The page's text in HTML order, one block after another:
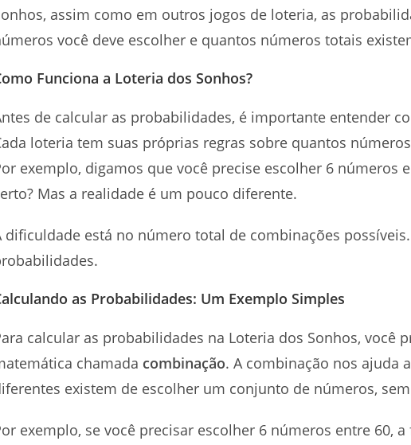
assim como em outros jogos de loteria, as
você deve escolher e quantos números totais
Funciona a Loteria dos Sonhos?
de calcular as probabilidades, é importante entender
loteria tem suas próprias regras sobre quantos
exemplo, digamos que você precise escolher 6 números
Mas a realidade é um pouco diferente.
dificuldade está no número total de combinações
as Probabilidades: Um Exemplo Simples
calcular as probabilidades na Loteria dos Sonhos, você
chamada combinação. A combinação nos ajuda
existem de escolher um conjunto de números,
exemplo, se você precisar escolher 6 números entre 60,